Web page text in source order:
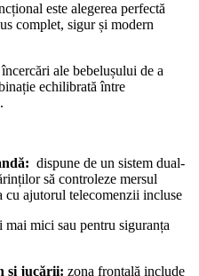
este alegerea perfectă
complet, sigur și modern
ale bebelușului de a
echilibrată între
dispune de un sistem dual-
să controleze mersul
cu ajutorul telecomenzii incluse
mici sau pentru siguranța
și jucării: zona frontală include